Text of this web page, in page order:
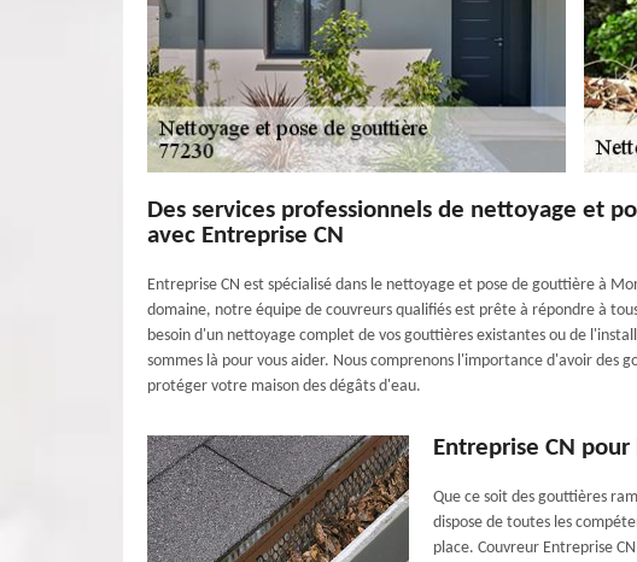
Des services professionnels de nettoyage et
avec Entreprise CN
Entreprise CN est spécialisé dans le nettoyage et pose de gouttière à
domaine, notre équipe de couvreurs qualifiés est prête à répondre à
besoin d'un nettoyage complet de vos gouttières existantes ou de
sommes là pour vous aider. Nous comprenons l'importance d'avoir des
protéger votre maison des dégâts d'eau.
Entreprise CN
Que ce soit des gouttières
dispose de toutes les
place. Couvreur Entreprise